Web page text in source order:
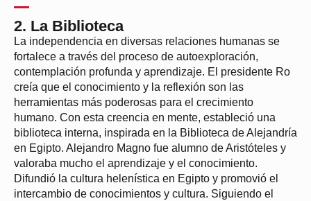
2. La Biblioteca
La independencia en diversas relaciones humanas se
fortalece a través del proceso de autoexploración,
contemplación profunda y aprendizaje. El presidente Ro
creía que el conocimiento y la reflexión son las
herramientas más poderosas para el crecimiento
humano. Con esta creencia en mente, estableció una
biblioteca interna, inspirada en la Biblioteca de Alejandría
en Egipto. Alejandro Magno fue alumno de Aristóteles y
valoraba mucho el aprendizaje y el conocimiento.
Difundió la cultura helenística en Egipto y promovió el
intercambio de conocimientos y cultura. Siguiendo el